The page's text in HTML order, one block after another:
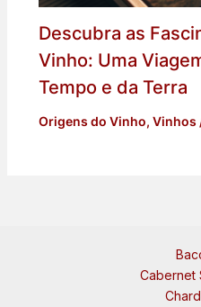
Descubra as
Vinho: Uma
Tempo e da Terra
Origens do Vinho, Vinhos
Cabernet